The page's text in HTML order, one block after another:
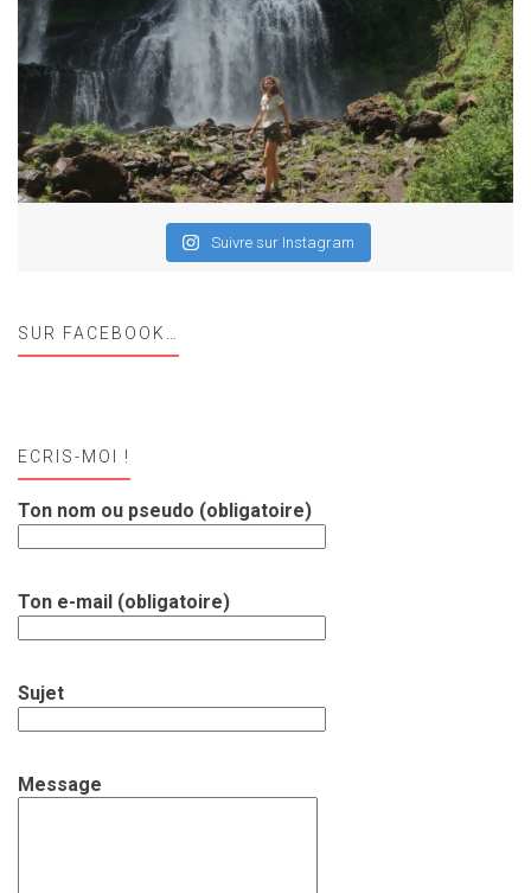
Suivre sur Instagram
SUR FACEBOOK…
ECRIS-MOI !
Ton nom ou pseudo (obligatoire)
Ton e-mail (obligatoire)
Sujet
Message